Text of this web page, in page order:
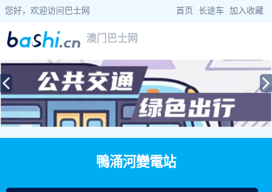
您好，欢迎访问巴士网 首页 长途车 加入收藏
澳门巴士网
当前位置： 巴士网> 澳门巴士 > 鴨涌河變電站公交站查询
鴨涌河變電站